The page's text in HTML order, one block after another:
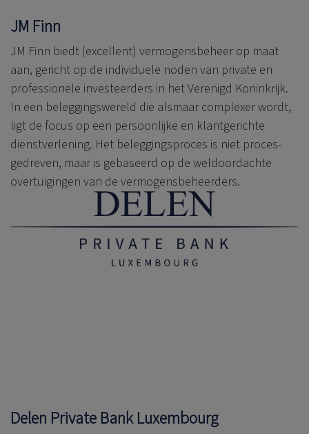
JM Finn
JM Finn biedt (excellent) vermogensbeheer op maat
aan, gericht op de individuele noden van private en
professionele investeerders in het Verenigd Koninkrijk.
In een beleggingswereld die alsmaar complexer wordt,
ligt de focus op een persoonlijke en klantgerichte
dienstverlening. Het beleggingsproces is niet proces-
gedreven, maar is gebaseerd op de weldoordachte
overtuigingen van de vermogensbeheerders.
Delen Private BankLuxembourg